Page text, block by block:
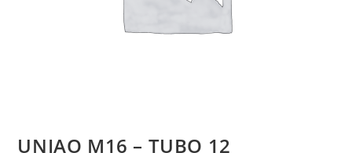
UNIAO M16 – TUBO 12